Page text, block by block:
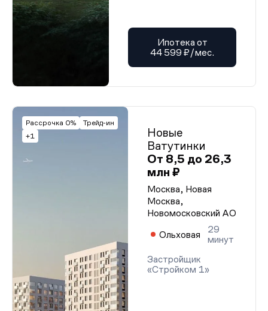
Ипотека от
44 599 ₽/мес.
Рассрочка 0%
Трейд-ин
+1
Новые
Ватутинки
От 8,5 до 26,3
млн ₽
Москва, Новая
Москва,
Новомосковский АО
Ольховая
29
минут
Застройщик
«Стройком 1»